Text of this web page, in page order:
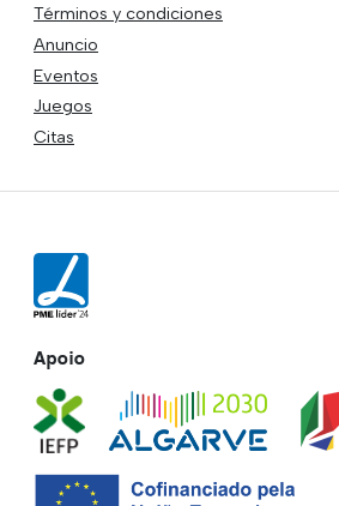
Términos y condiciones
Anuncio
Eventos
Juegos
Citas
Apoio